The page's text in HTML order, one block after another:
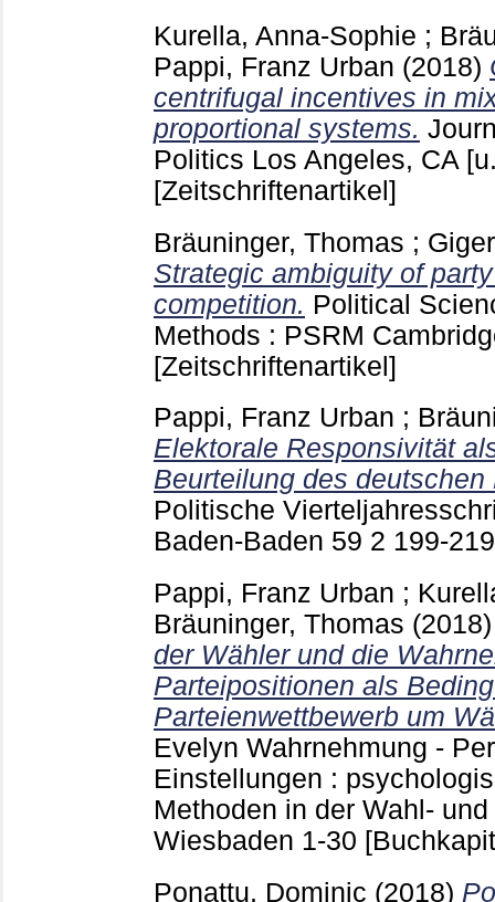
Kurella, Anna-Sophie ;
Pappi, Franz Urban (2018)
centrifugal incentives in
proportional systems.
Politics Los Angeles, CA
[Zeitschriftenartikel]
Bräuninger, Thomas ;
Strategic ambiguity of
competition. Political
Methods : PSRM
[Zeitschriftenartikel]
Pappi, Franz Urban ;
Elektorale Responsivität
Beurteilung des
Politische
Baden-Baden 59 2 199-
Pappi, Franz Urban ;
Bräuninger, Thomas
der Wähler und die
Parteipositionen als
Parteienwettbewerb um
Evelyn Wahrnehmung -
Einstellungen :
Methoden in der Wahl-
Wiesbaden 1-30
Ponattu, Dominic (2018)